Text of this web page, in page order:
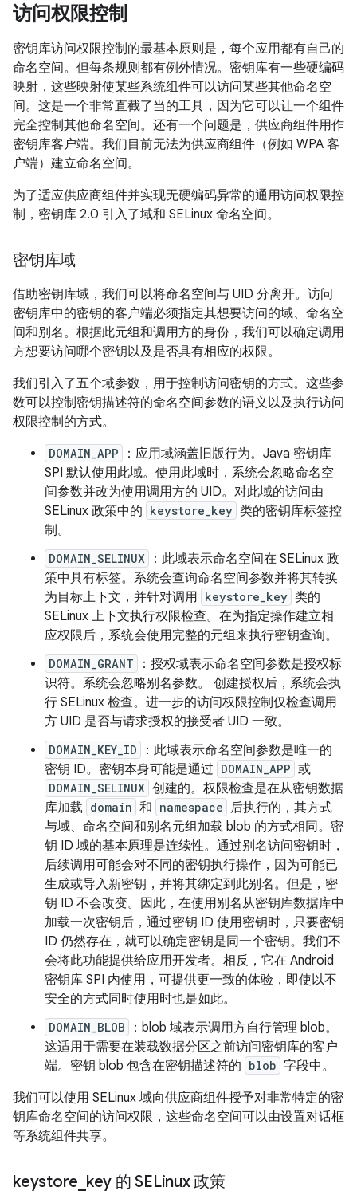
访问权限控制
密钥库访问权限控制的最基本原则是，每个应用都有自己的
命名空间。但每条规则都有例外情况。密钥库有一些硬编码
映射，这些映射使某些系统组件可以访问某些其他命名空
间。这是一个非常直截了当的工具，因为它可以让一个组件
完全控制其他命名空间。还有一个问题是，供应商组件用作
密钥库客户端。我们目前无法为供应商组件（例如 WPA 客
户端）建立命名空间。
为了适应供应商组件并实现无硬编码异常的通用访问权限控
制，密钥库 2.0 引入了域和 SELinux 命名空间。
密钥库域
借助密钥库域，我们可以将命名空间与 UID 分离开。访问
密钥库中的密钥的客户端必须指定其想要访问的域、命名空
间和别名。根据此元组和调用方的身份，我们可以确定调用
方想要访问哪个密钥以及是否具有相应的权限。
我们引入了五个域参数，用于控制访问密钥的方式。这些参
数可以控制密钥描述符的命名空间参数的语义以及执行访问
权限控制的方式。
DOMAIN_APP
：应用域涵盖旧版行为。Java 密钥库
SPI 默认使用此域。使用此域时，系统会忽略命名空
间参数并改为使用调用方的 UID。对此域的访问由
SELinux 政策中的 keystore_key 类的密钥库标签控
制。
DOMAIN_SELINUX
：此域表示命名空间在 SELinux 政
策中具有标签。系统会查询命名空间参数并将其转换
为目标上下文，并针对调用 keystore_key 类的
SELinux 上下文执行权限检查。在为指定操作建立相
应权限后，系统会使用完整的元组来执行密钥查询。
DOMAIN_GRANT
：授权域表示命名空间参数是授权标
识符。系统会忽略别名参数。 创建授权后，系统会执
行 SELinux 检查。进一步的访问权限控制仅检查调用
方 UID 是否与请求授权的接受者 UID 一致。
DOMAIN_KEY_ID
：此域表示命名空间参数是唯一的
密钥 ID。密钥本身可能是通过 DOMAIN_APP 或
DOMAIN_SELINUX 创建的。权限检查是在从密钥数据
库加载 domain 和 namespace 后执行的，其方式
与域、命名空间和别名元组加载 blob 的方式相同。密
钥 ID 域的基本原理是连续性。通过别名访问密钥时，
后续调用可能会对不同的密钥执行操作，因为可能已
生成或导入新密钥，并将其绑定到此别名。但是，密
钥 ID 不会改变。因此，在使用别名从密钥库数据库中
加载一次密钥后，通过密钥 ID 使用密钥时，只要密钥
ID 仍然存在，就可以确定密钥是同一个密钥。我们不
会将此功能提供给应用开发者。相反，它在 Android
密钥库 SPI 内使用，可提供更一致的体验，即使以不
安全的方式同时使用时也是如此。
DOMAIN_BLOB
：blob 域表示调用方自行管理 blob。
这适用于需要在装载数据分区之前访问密钥库的客户
端。密钥 blob 包含在密钥描述符的 blob 字段中。
我们可以使用 SELinux 域向供应商组件授予对非常特定的密
钥库命名空间的访问权限，这些命名空间可以由设置对话框
等系统组件共享。
keystore key 的 SELinux 政策